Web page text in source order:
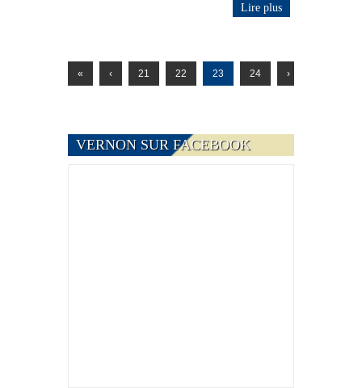
Lire plus
« ‹ 21 22 23 24 ›
VERNON SUR FACEBOOK